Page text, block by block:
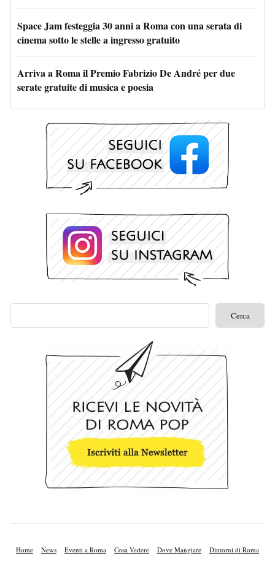
Space Jam festeggia 30 anni a Roma con una serata di
cinema sotto le stelle a ingresso gratuito
Arriva a Roma il Premio Fabrizio De André per due
serate gratuite di musica e poesia
Home News Eventi a Roma Cosa Vedere Dove Mangiare Dintorni di Roma